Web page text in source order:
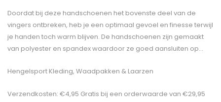
Doordat bij deze handschoenen het bovenste deel van de
vingers ontbreken, heb je een optimaal gevoel en finesse terwijl
je handen toch warm blijven. De handschoenen zijn gemaakt
van polyester en spandex waardoor ze goed aansluiten op…
Hengelsport Kleding, Waadpakken & Laarzen
Verzendkosten: €4,95 Gratis bij een orderwaarde van €29,95